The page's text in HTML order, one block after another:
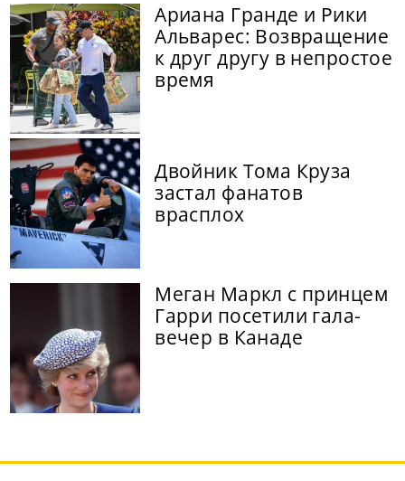
Ариана Гранде и Рики
Альварес: Возвращение
к друг другу в непростое
время
Двойник Тома Круза
застал фанатов
врасплох
Меган Маркл с принцем
Гарри посетили гала-
вечер в Канаде